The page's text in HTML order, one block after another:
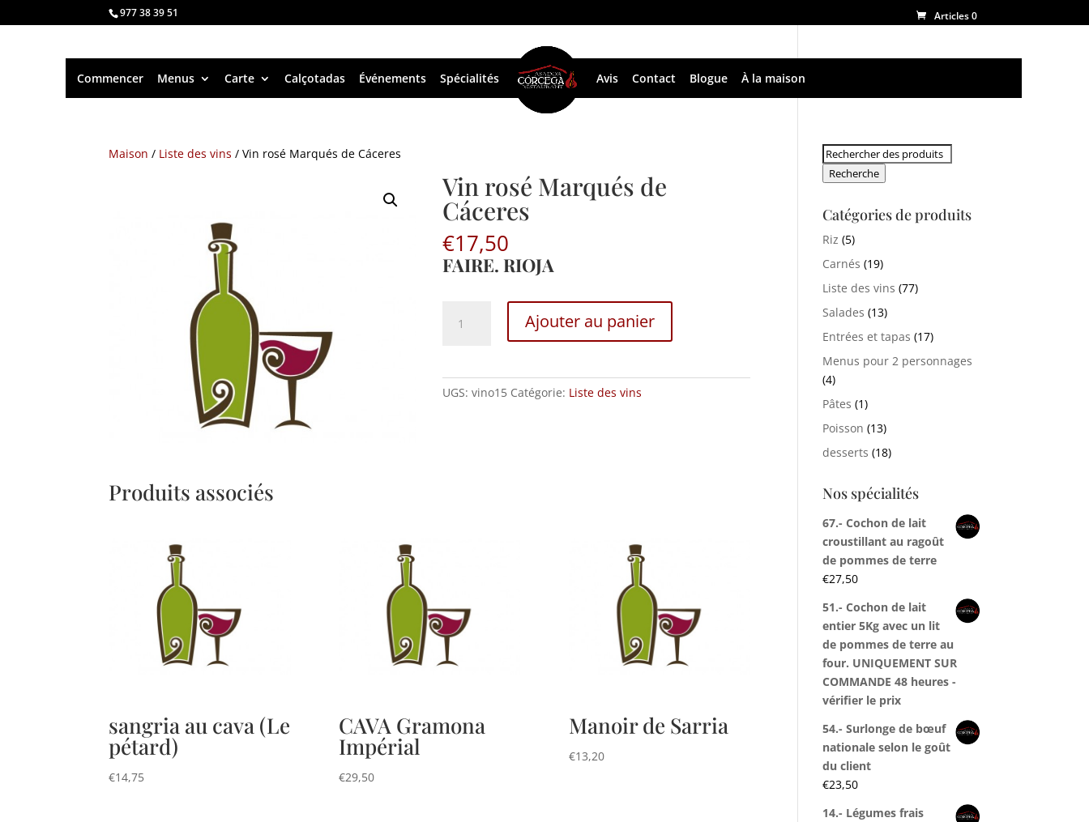
977 38 39 51 Articles 0
Commencer Menus Carte Calçotadas Événements Spécialités Avis Contact Blogue À la maison
Maison / Liste des vins / Vin rosé Marqués de Cáceres
Vin rosé Marqués de
Cáceres
€17,50
FAIRE. RIOJA
rosé
Cáceres
Ajouter au panier
UGS:vino15 Catégorie: Liste des vins
Produits associés
sangria au cava (Le
pétard)
€14,75
CAVA Gramona
Impérial
€29,50
Manoir de Sarria
€13,20
Rechercher:
Recherche
Catégories de produits
Riz (5)
Carnés (19)
Liste des vins (77)
Salades (13)
Entrées et tapas (17)
Menus pour 2 personnages
(4)
Pâtes (1)
Poisson (13)
desserts (18)
Nos spécialités
67.- Cochon de lait
croustillant au ragoût
de pommes de terre
€27,50
51.- Cochon de lait
entier 5Kg avec un lit
de pommes de terre au
four. UNIQUEMENT SUR
COMMANDE 48 heures -
vérifier le prix
54.- Surlonge de bœuf
nationale selon le goût
du client
€23,50
14.- Légumes frais